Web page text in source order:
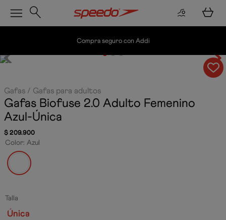
Compra seguro con Addi
Gafas Gafas para adultos
Gafas Biofuse 2.0 Adulto Femenino
Azul-Única
$209.900
Color: Azul
Talla
Única